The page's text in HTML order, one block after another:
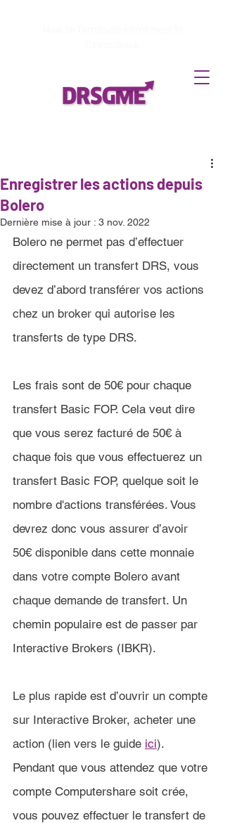
Enregistrer les actions depuis
Bolero
Dernière mise à jour : 3 nov. 2022
Bolero ne permet pas d’effectuer
directement un transfert DRS, vous
devez d’abord transférer vos actions
chez un broker qui autorise les
transferts de type DRS.
Les frais sont de 50€ pour chaque
transfert Basic FOP. Cela veut dire
que vous serez facturé de 50€ à
chaque fois que vous effectuerez un
transfert Basic FOP, quelque soit le
nombre d'actions transférées. Vous
devrez donc vous assurer d’avoir
50€ disponible dans cette monnaie
dans votre compte Bolero avant
chaque demande de transfert. Un
chemin populaire est de passer par
Interactive Brokers (IBKR).
Le plus rapide est d’ouvrir un compte
sur Interactive Broker, acheter une
action (lien vers le guide ici).
Pendant que vous attendez que votre
compte Computershare soit crée,
vous pouvez effectuer le transfert de